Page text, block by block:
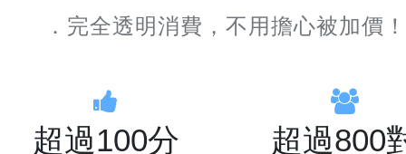
．完全透明消費，不用擔心被加價！
超過100分 超過800